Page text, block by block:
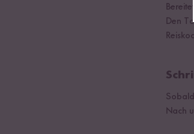
Den
Nach